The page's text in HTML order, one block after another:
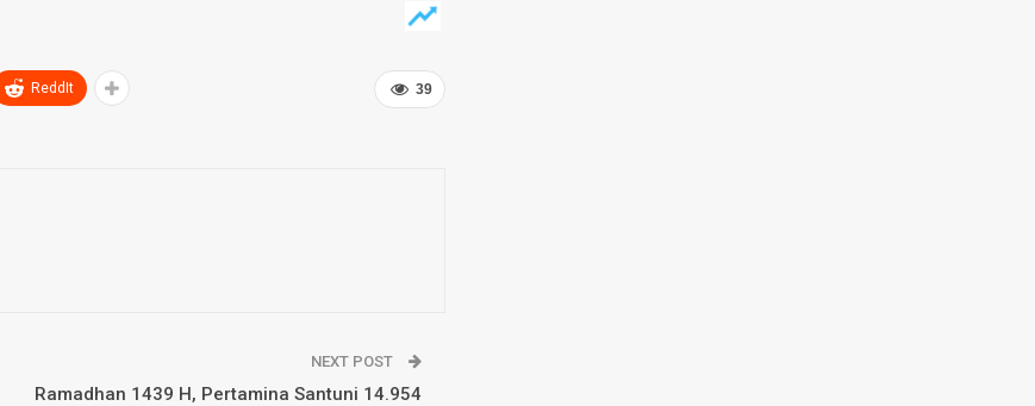
39
ReddIt
NEXT POST
Ramadhan 1439 H, Pertamina Santuni 14.954